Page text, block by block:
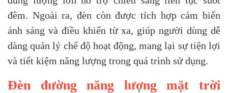
đêm. Ngoài ra, đèn còn được tích hợp cảm biến
ánh sáng và điều khiển từ xa, giúp người dùng dễ
dàng quản lý chế độ hoạt động, mang lại sự tiện lợi
và tiết kiệm năng lượng trong quá trình sử dụng.
Đèn đường năng lượng mặt trời